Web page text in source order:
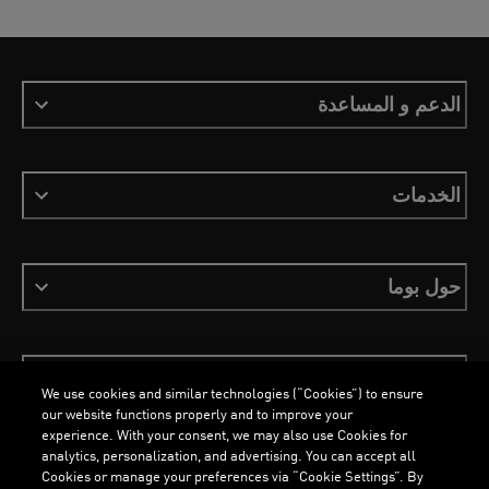
الدعم و المساعدة
الخدمات
حول بوما
We use cookies and similar technologies (“Cookies”) to ensure
our website functions properly and to improve your
experience. With your consent, we may also use Cookies for
analytics, personalization, and advertising. You can accept all
Cookies or manage your preferences via “Cookie Settings”. By